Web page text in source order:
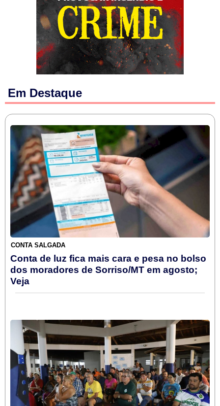
Em Destaque
CONTA SALGADA
Conta de luz fica mais cara e pesa no bolso
dos moradores de Sorriso/MT em agosto;
Veja